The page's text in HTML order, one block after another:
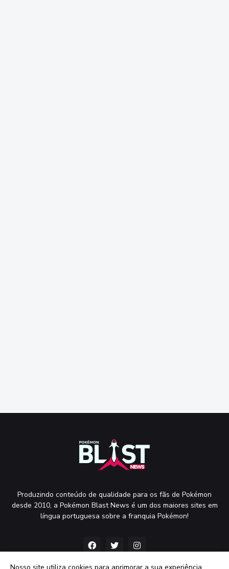
Produzindo conteúdo de qualidade para os fãs de Pokémon
desde 2010, a Pokémon Blast News é um dos maiores sites em
língua portuguesa sobre a franquia Pokémon!